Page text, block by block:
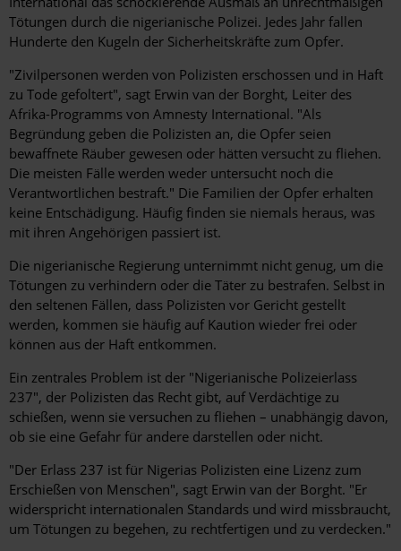
Tötungen durch die nigerianische Polizei. Jedes Jahr fallen
Hunderte den Kugeln der Sicherheitskräfte zum Opfer.
"Zivilpersonen werden von Polizisten erschossen und in Haft
zu Tode gefoltert", sagt Erwin van der Borght, Leiter des
Afrika-Programms von Amnesty International. "Als
Begründung geben die Polizisten an, die Opfer seien
bewaffnete Räuber gewesen oder hätten versucht zu fliehen.
Die meisten Fälle werden weder untersucht noch die
Verantwortlichen bestraft." Die Familien der Opfer erhalten
keine Entschädigung. Häufig finden sie niemals heraus, was
mit ihren Angehörigen passiert ist.
Die nigerianische Regierung unternimmt nicht genug, um die
Tötungen zu verhindern oder die Täter zu bestrafen. Selbst in
den seltenen Fällen, dass Polizisten vor Gericht gestellt
werden, kommen sie häufig auf Kaution wieder frei oder
können aus der Haft entkommen.
Ein zentrales Problem ist der "Nigerianische Polizeierlass
237", der Polizisten das Recht gibt, auf Verdächtige zu
schießen, wenn sie versuchen zu fliehen – unabhängig davon,
ob sie eine Gefahr für andere darstellen oder nicht.
"Der Erlass 237 ist für Nigerias Polizisten eine Lizenz zum
Erschießen von Menschen", sagt Erwin van der Borght. "Er
widerspricht internationalen Standards und wird missbraucht,
um Tötungen zu begehen, zu rechtfertigen und zu verdecken."